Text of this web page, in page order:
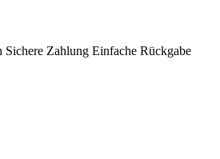
Sichere Zahlung Einfache Rückgabe